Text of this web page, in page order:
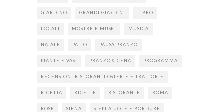
GIARDINO GRANDI GIARDINI LIBRO
LOCALI MOSTRE E MUSEI MUSICA
NATALE PALIO PAUSA PRANZO
PIANTE E VASI PRANZO & CENA PROGRAMMA
RECENSIONI RISTORANTI OSTERIE E TRATTORIE
RICETTA RICETTE RISTORANTE ROMA
ROSE SIENA SIEPI AIUOLE E BORDURE